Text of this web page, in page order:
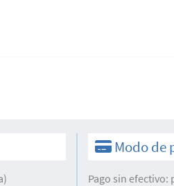
Modo de
Pago sin efectivo: